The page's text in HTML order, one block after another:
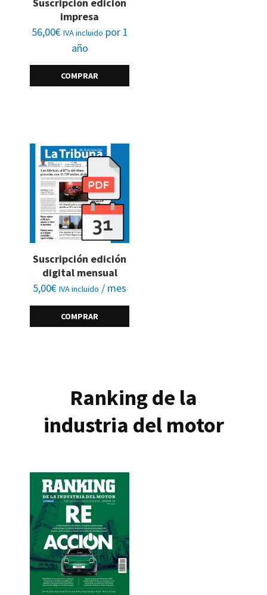
impresa
56,00€ IVA incluido por 1
año
COMPRAR
Suscripción edición
digital mensual
5,00€ IVA incluido / mes
COMPRAR
Ranking de la
industria del motor